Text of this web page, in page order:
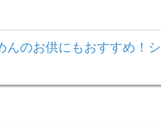
のお供にもおすすめ！